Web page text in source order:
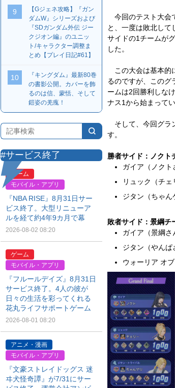
今回のテスト大会
と、一度は敗北して
サイドの1チームが
した。
この大会は基本的
るのですが、このグ
ームは2回勝利しな
ナス1から始まって
そして、今回グラ
す。
勝者サイド：ノクト
ガイア（ノクト
リュック（チェ
ジタン（ちゃん
敗者サイド：景綱チ
ガイア（景綱さ
ジタン（やんぱ
ウォーリア オ
9
【Gジェネ攻略】『ガン
ダムW』シリーズおよび
『SDガンダム外伝 ジー
クジオン編』のユニッ
ト/キャラクター調整ま
とめ【プレイ日記#61】
10
『キングダム』最新80巻
の書影公開。カバーを飾
るのは信、蒙恬、そして
鎧姿の羌瘣！
#サービス終了
ゲーム
モバイル・アプリ
『NBA RISE』8月31日サー
ビス終了。大型リニューア
ルを経て約4年9カ月で幕
2026-08-02 08:20
ゲーム
モバイル・アプリ
『フルールデイズ』8月31日
サービス終了。4人の彼が
日々の生活を彩ってくれる
花丸ライフサポートゲーム
2026-08-01 08:20
アニメ・漫画
モバイル・アプリ
『文豪ストレイドッグス 迷
ヰ犬怪奇譚』が7/31にサー